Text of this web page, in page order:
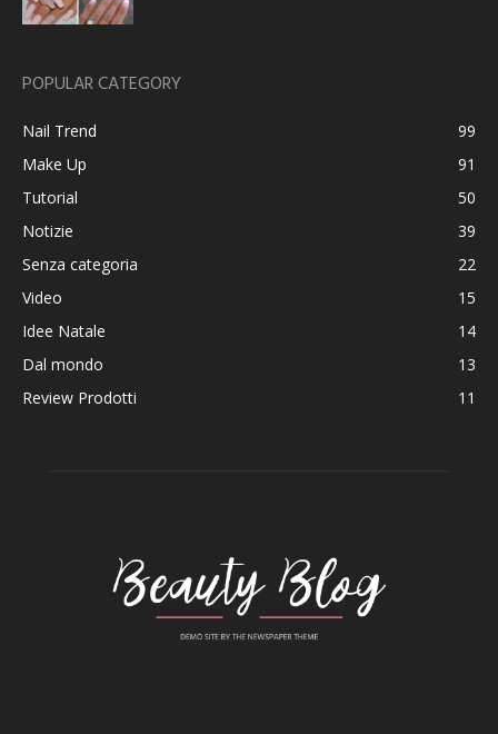
POPULAR CATEGORY
Nail Trend
99
Make Up
91
Tutorial
50
Notizie
39
Senza categoria
22
Video
15
Idee Natale
14
Dal mondo
13
Review Prodotti
11